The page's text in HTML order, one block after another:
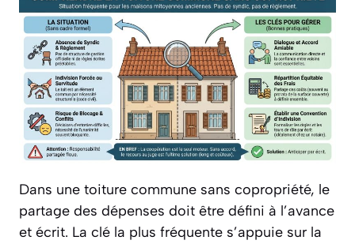
Dans une toiture commune sans copropriété, le
partage des dépenses doit être défini à l’avance
et écrit. La clé la plus fréquente s’appuie sur la